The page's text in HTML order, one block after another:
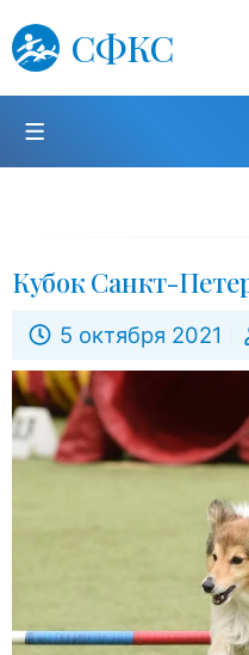
СФКС
Поиск:
Кубок Санкт-
5 октября 2021